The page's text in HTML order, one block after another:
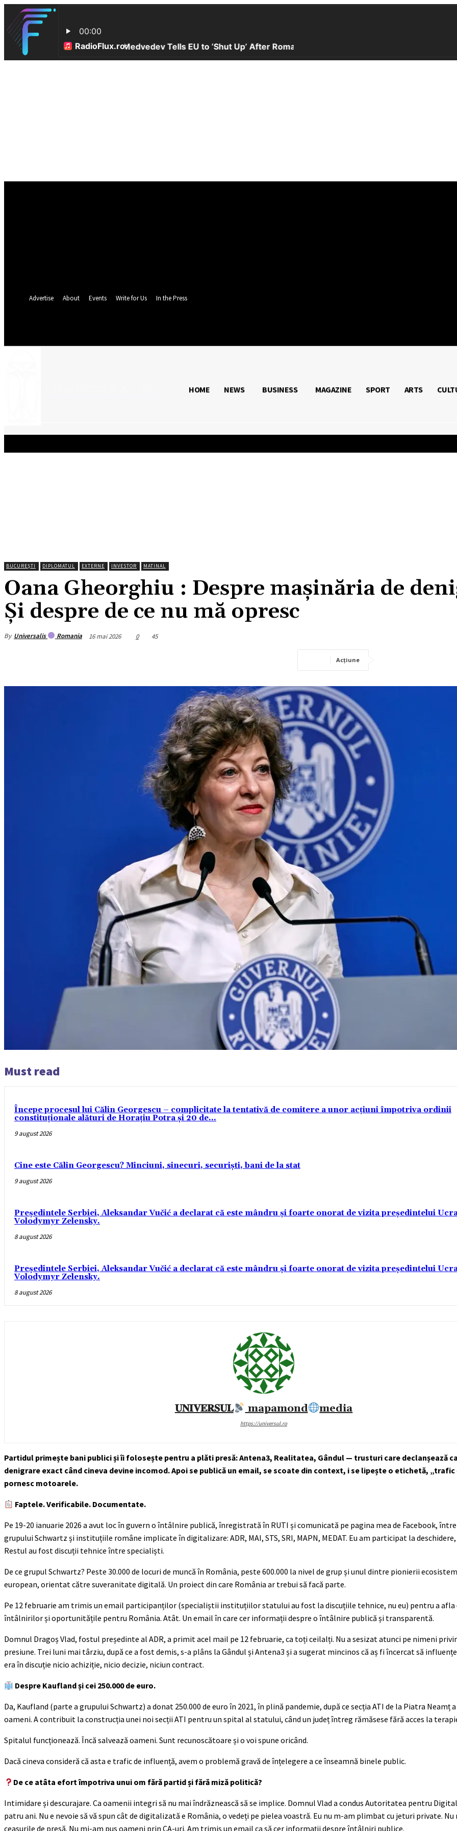
Advertise
About Events Write for Us In the Press
HOME NEWS BUSINESS MAGAZINE SPORT ARTS CULTURE
HOME NEWS BUSINESS MAGAZINE SPORT ARTS
BUCUREȘTI DIPLOMATUL EXTERNE INVESTOR MATINAL
Oana Gheorghiu : Despre mașinăria de
Și despre de ce nu mă opresc
By Universalis Romania 16 mai 2026 0 45
Acțiune
Must read
Începe procesul lui Călin Georgescu – complicitate la tentativă de comitere a unor acțiuni împotriva ordinii
constituționale alături de Horațiu Potra și 20 de...
9 august 2026
Cine este Călin Georgescu? Minciuni, sinecuri, securiști, bani de la stat
9 august 2026
Președintele Serbiei, Aleksandar Vučić a declarat că este mândru și foarte onorat de vizita președintelui
Volodymyr Zelensky.
8 august 2026
Președintele Serbiei, Aleksandar Vučić a declarat că este mândru și foarte onorat de vizita președintelui
Volodymyr Zelensky.
8 august 2026
𝐔𝐍𝐈𝐕𝐄𝐑𝐒𝐔𝐋 mapamond media
https://universul.ro
Partidul primește bani publici și îi folosește pentru a plăti presă: Antena3, Realitatea, Gândul — trusturi care declanșează
denigrare exact când cineva devine incomod. Apoi se publică un email, se scoate din context, i se lipește o etichetă,
pornesc motoarele.
Faptele. Verificabile. Documentate.
Pe 19-20 ianuarie 2026 a avut loc în guvern o întâlnire publică, înregistrată în RUTI și comunicată pe pagina mea de Facebook,
grupului Schwartz și instituțiile române implicate în digitalizare: ADR, MAI, STS, SRI, MAPN, MEDAT. Eu am participat la
Restul au fost discuții tehnice între specialiști.
De ce grupul Schwartz? Peste 30.000 de locuri de muncă în România, peste 600.000 la nivel de grup și unul dintre pionierii
european, orientat către suveranitate digitală. Un proiect din care România ar trebui să facă parte.
Pe 12 februarie am trimis un email participanților (specialiștii instituțiilor statului au fost la discuțiile tehnice, nu eu) pentru a afla
întâlnirilor și oportunitățile pentru România. Atât. Un email în care cer informații despre o întâlnire publică și transparentă.
Domnul Dragoș Vlad, fostul președinte al ADR, a primit acel mail pe 12 februarie, ca toți ceilalți. Nu a sesizat atunci pe nimeni
presiune. Trei luni mai târziu, după ce a fost demis, s-a plâns la Gândul și Antena3 și a sugerat mincinos că aș fi încercat să
era în discuție nicio achiziție, nicio decizie, niciun contract.
Despre Kaufland și cei 250.000 de euro.
Da, Kaufland (parte a grupului Schwartz) a donat 250.000 de euro în 2021, în plină pandemie, după ce secția ATI de la Piatra Neamț
oameni. A contribuit la construcția unei noi secții ATI pentru un spital al statului, când un județ întreg rămăsese fără acces la
Spitalul funcționează. Încă salvează oameni. Sunt recunoscătoare și o voi spune oricând.
Dacă cineva consideră că asta e trafic de influență, avem o problemă gravă de înțelegere a ce înseamnă binele public.
De ce atâta efort împotriva unui om fără partid și fără miză politică?
Intimidare și descurajare. Ca oamenii integri să nu mai îndrăznească să se implice. Domnul Vlad a condus Autoritatea pentru
patru ani. Nu e nevoie să vă spun cât de digitalizată e România, o vedeți pe pielea voastră. Eu nu m-am plimbat cu jeturi private. Nu
ceasurile de presă. Nu mi-am pus oameni prin CA-uri. Am trimis un email ca să cer informații despre întâlniri publice.